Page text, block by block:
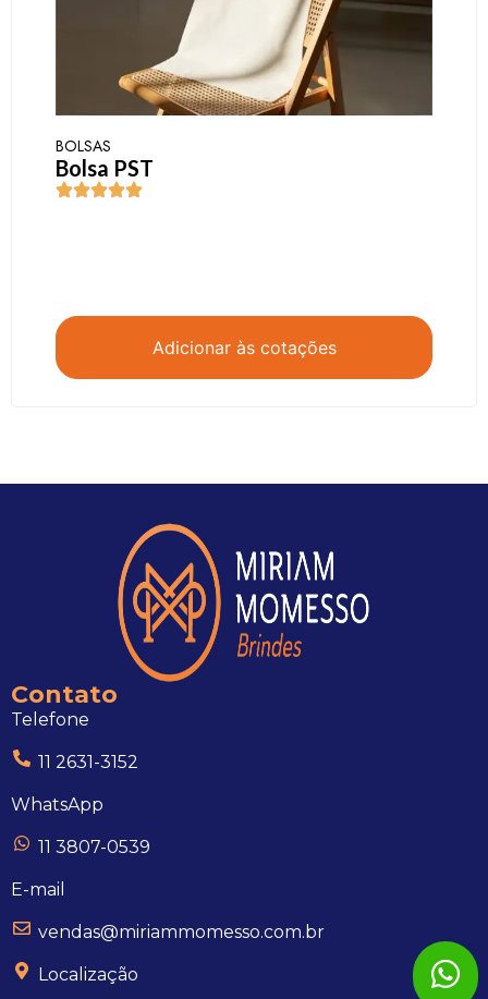
BOLSAS
Bolsa PST
Adicionar às cotações
Contato
Telefone
11 2631-3152
WhatsApp
11 3807-0539
E-mail
vendas@miriammomesso.com.br
Localização